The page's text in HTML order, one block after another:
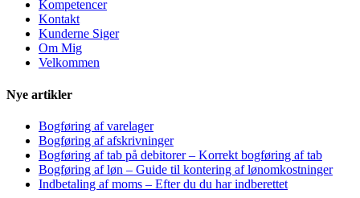
Kompetencer
Kontakt
Kunderne Siger
Om Mig
Velkommen
Nye artikler
Bogføring af varelager
Bogføring af afskrivninger
Bogføring af tab på debitorer – Korrekt bogføring af tab
Bogføring af løn – Guide til kontering af lønomkostninger
Indbetaling af moms – Efter du du har indberettet